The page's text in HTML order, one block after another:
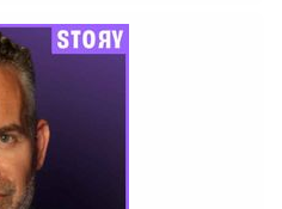
contractant de nombreux
Un jour, la pression
il veut mettre fin
en a décidé autrement.
il a arrêté de jouer. Voici